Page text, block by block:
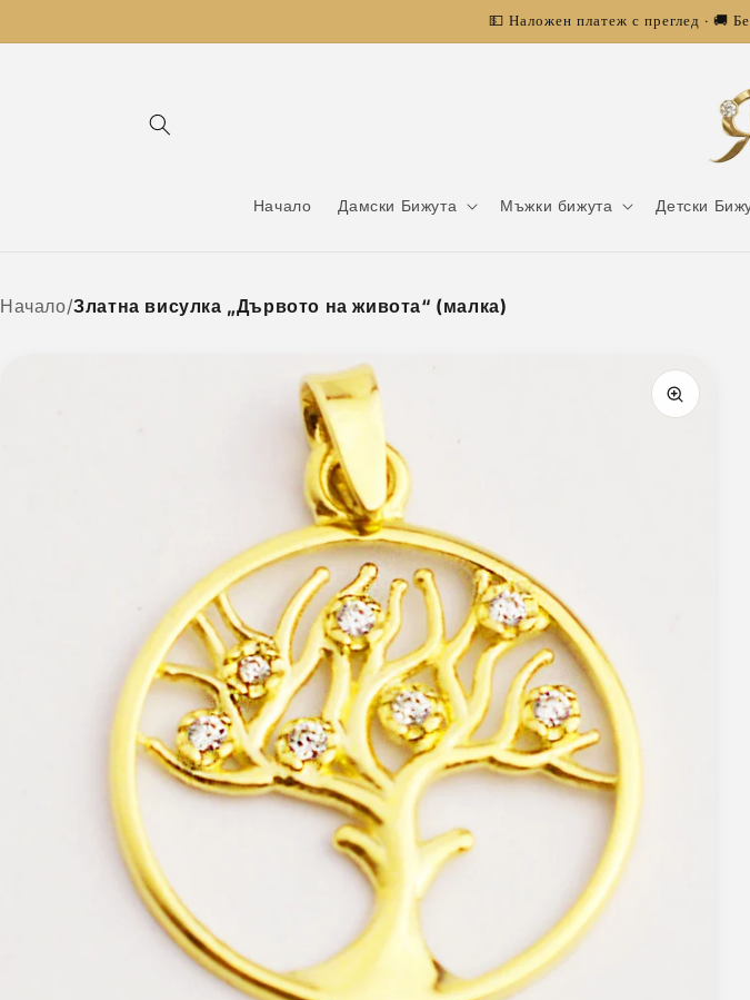
съдържанието
💵 Наложен платеж с преглед · 🚚
Начало Дамски Бижута Мъжки бижута Детски
Начало/Златна висулка „Дървото на живота“ (малка)